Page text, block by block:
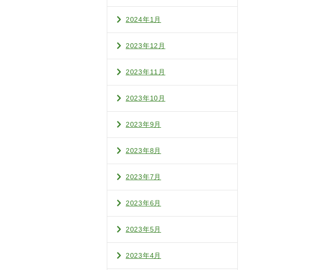
2024年1月
2023年12月
2023年11月
2023年10月
2023年9月
2023年8月
2023年7月
2023年6月
2023年5月
2023年4月